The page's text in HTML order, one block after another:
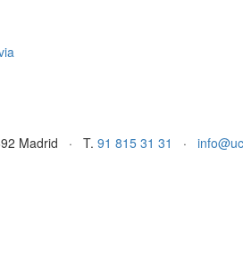
Madrid · T. 91 815 31 31 ·